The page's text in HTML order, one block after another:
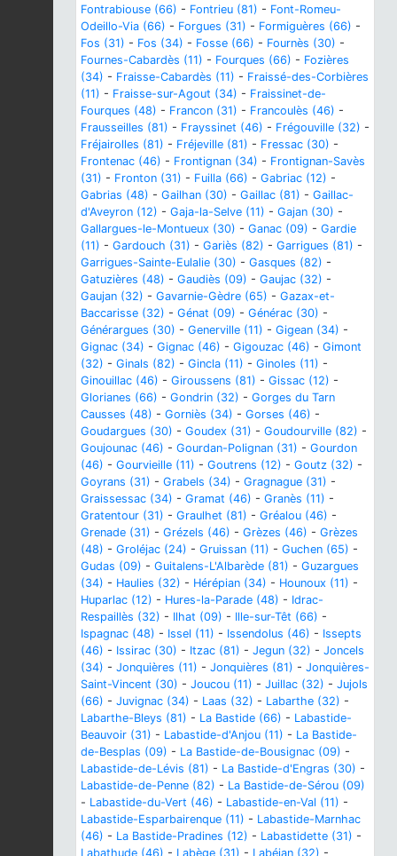
Fontrabiouse (66) - Fontrieu (81) - Font-Romeu-
Odeillo-Via (66) - Forgues (31) - Formiguères (66) -
Fos (31) - Fos (34) - Fosse (66) - Fournès (30) -
Fournes-Cabardès (11) - Fourques (66) - Fozières
(34) - Fraisse-Cabardès (11) - Fraissé-des-Corbières
(11) - Fraisse-sur-Agout (34) - Fraissinet-de-
Fourques (48) - Francon (31) - Francoulès (46) -
Frausseilles (81) - Frayssinet (46) - Frégouville (32) -
Fréjairolles (81) - Fréjeville (81) - Fressac (30) -
Frontenac (46) - Frontignan (34) - Frontignan-Savès
(31) - Fronton (31) - Fuilla (66) - Gabriac (12) -
Gabrias (48) - Gailhan (30) - Gaillac (81) - Gaillac-
d'Aveyron (12) - Gaja-la-Selve (11) - Gajan (30) -
Gallargues-le-Montueux (30) - Ganac (09) - Gardie
(11) - Gardouch (31) - Gariès (82) - Garrigues (81) -
Garrigues-Sainte-Eulalie (30) - Gasques (82) -
Gatuzières (48) - Gaudiès (09) - Gaujac (32) -
Gaujan (32) - Gavarnie-Gèdre (65) - Gazax-et-
Baccarisse (32) - Génat (09) - Générac (30) -
Générargues (30) - Generville (11) - Gigean (34) -
Gignac (34) - Gignac (46) - Gigouzac (46) - Gimont
(32) - Ginals (82) - Gincla (11) - Ginoles (11) -
Ginouillac (46) - Giroussens (81) - Gissac (12) -
Glorianes (66) - Gondrin (32) - Gorges du Tarn
Causses (48) - Gorniès (34) - Gorses (46) -
Goudargues (30) - Goudex (31) - Goudourville (82) -
Goujounac (46) - Gourdan-Polignan (31) - Gourdon
(46) - Gourvieille (11) - Goutrens (12) - Goutz (32) -
Goyrans (31) - Grabels (34) - Gragnague (31) -
Graissessac (34) - Gramat (46) - Granès (11) -
Gratentour (31) - Graulhet (81) - Gréalou (46) -
Grenade (31) - Grézels (46) - Grèzes (46) - Grèzes
(48) - Groléjac (24) - Gruissan (11) - Guchen (65) -
Gudas (09) - Guitalens-L'Albarède (81) - Guzargues
(34) - Haulies (32) - Hérépian (34) - Hounoux (11) -
Huparlac (12) - Hures-la-Parade (48) - Idrac-
Respaillès (32) - Ilhat (09) - Ille-sur-Têt (66) -
Ispagnac (48) - Issel (11) - Issendolus (46) - Issepts
(46) - Issirac (30) - Itzac (81) - Jegun (32) - Joncels
(34) - Jonquières (11) - Jonquières (81) - Jonquières-
Saint-Vincent (30) - Joucou (11) - Juillac (32) - Jujols
(66) - Juvignac (34) - Laas (32) - Labarthe (32) -
Labarthe-Bleys (81) - La Bastide (66) - Labastide-
Beauvoir (31) - Labastide-d'Anjou (11) - La Bastide-
de-Besplas (09) - La Bastide-de-Bousignac (09) -
Labastide-de-Lévis (81) - La Bastide-d'Engras (30) -
Labastide-de-Penne (82) - La Bastide-de-Sérou (09)
- Labastide-du-Vert (46) - Labastide-en-Val (11) -
Labastide-Esparbairenque (11) - Labastide-Marnhac
(46) - La Bastide-Pradines (12) - Labastidette (31) -
Labathude (46) - Labège (31) - Labéjan (32) -